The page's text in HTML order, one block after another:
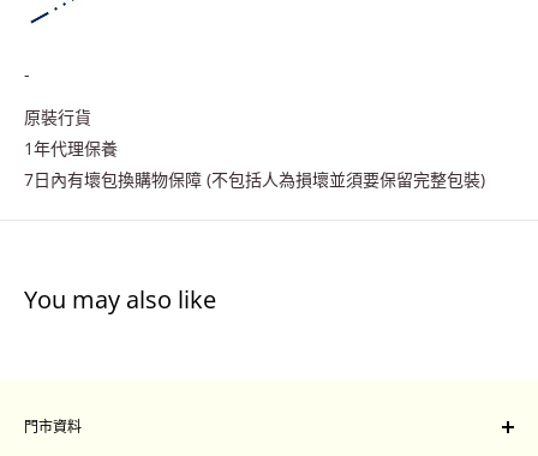
-
原裝行貨
1年代理保養
7日內有壞包換購物保障 (不包括人為損壞並須要保留完整包裝)
You may also like
門市資料